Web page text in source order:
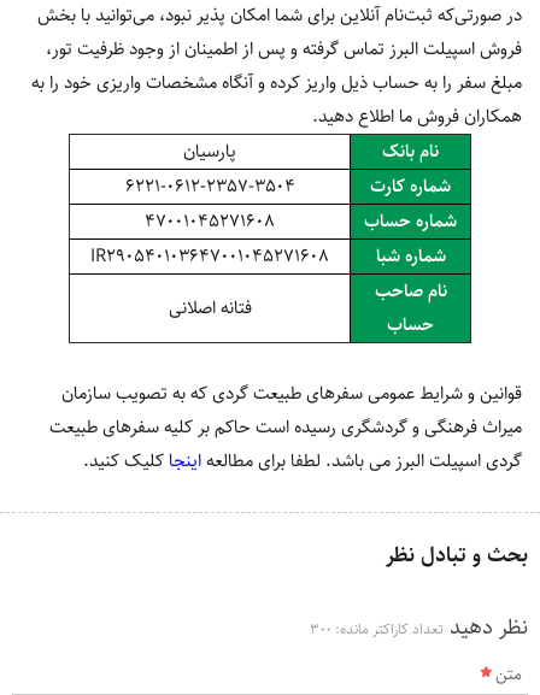
در صورتی‌که ثبت‌نام آنلاین برای شما امکان پذیر نبود، می‌توانید با بخش
فروش اسپیلت البرز تماس گرفته و پس از اطمینان از وجود ظرفیت تور،
مبلغ سفر را به حساب ذیل واریز کرده و آنگاه مشخصات واریزی خود را به
همکاران فروش ما اطلاع دهید.
نام بانک
پارسیان
شماره کارت
6221-0612-2357-3504
شماره حساب
47001045271608
شماره شبا
IR290540103647001045271608
نام صاحب
حساب
فتانه اصلانی
قوانین و شرایط عمومی سفرهای طبیعت گردی که به تصویب سازمان
میراث فرهنگی و گردشگری رسیده است حاکم بر کلیه سفرهای طبیعت
گردی اسپیلت البرز می باشد. لطفا برای مطالعهاینجا کلیک کنید.
بحث و تبادل نظر
نظر دهید تعداد کاراکتر مانده: 300
متن